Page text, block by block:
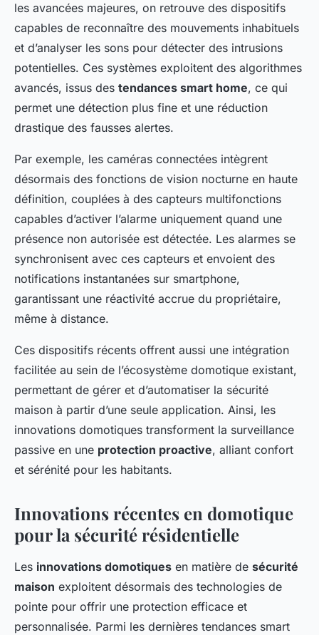
les avancées majeures, on retrouve des dispositifs
capables de reconnaître des mouvements inhabituels
et d’analyser les sons pour détecter des intrusions
potentielles. Ces systèmes exploitent des algorithmes
avancés, issus des tendances smart home, ce qui
permet une détection plus fine et une réduction
drastique des fausses alertes.
Par exemple, les caméras connectées intègrent
désormais des fonctions de vision nocturne en haute
définition, couplées à des capteurs multifonctions
capables d’activer l’alarme uniquement quand une
présence non autorisée est détectée. Les alarmes se
synchronisent avec ces capteurs et envoient des
notifications instantanées sur smartphone,
garantissant une réactivité accrue du propriétaire,
même à distance.
Ces dispositifs récents offrent aussi une intégration
facilitée au sein de l’écosystème domotique existant,
permettant de gérer et d’automatiser la sécurité
maison à partir d’une seule application. Ainsi, les
innovations domotiques transforment la surveillance
passive en une protection proactive, alliant confort
et sérénité pour les habitants.
Innovations récentes en domotique
pour la sécurité résidentielle
Les innovations domotiques en matière de sécurité
maison exploitent désormais des technologies de
pointe pour offrir une protection efficace et
personnalisée. Parmi les dernières tendances smart